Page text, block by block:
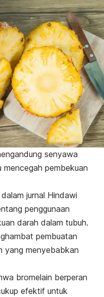
senyawa
pembekuan
jurnal Hindawi
penggunaan
darah dalam tubuh.
pembuatan
yang menyebabkan
bromelain berperan
efektif untuk